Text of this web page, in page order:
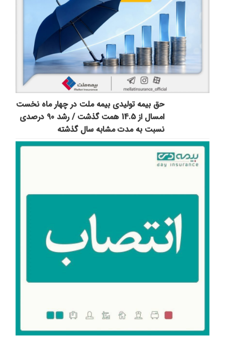
حق بیمه تولیدی بیمه ملت در چهار ماه نخست
امسال از 14.5 همت گذشت / رشد 90 درصدی
نسبت به مدت مشابه سال گذشته